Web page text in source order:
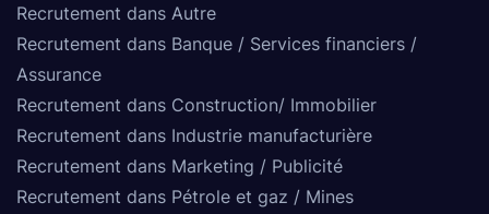
Recrutement dans Autre
Recrutement dans Banque / Services financiers /
Assurance
Recrutement dans Construction/ Immobilier
Recrutement dans Industrie manufacturière
Recrutement dans Marketing / Publicité
Recrutement dans Pétrole et gaz / Mines